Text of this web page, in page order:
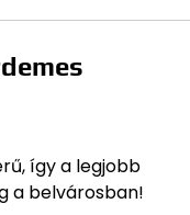
így a legjobb
a belvárosban!